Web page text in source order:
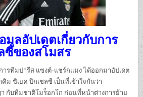
มูลอัปเดตเกี่ยวกับการ
ซีของสโมสร
ารทีมปารีส แซงต์-แชร์กแมง ได้ออกมาอัปเดต
ม ซิเยค ปีกเชลซี เป็นที่เข้าใจกันว่า
กับทีมชาติโมร็อกโก ก่อนที่หน้าต่างการย้าย